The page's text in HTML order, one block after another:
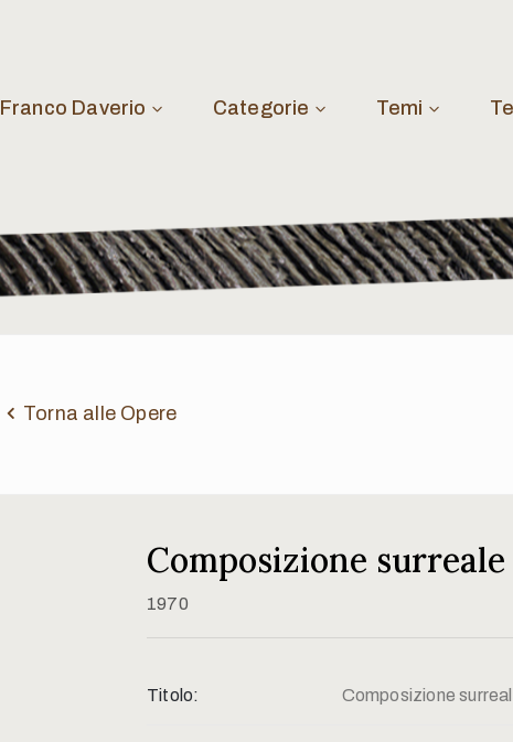
Franco Daverio Categorie Temi
Torna alle Opere
Composizione surreale
1970
Titolo: Composizione